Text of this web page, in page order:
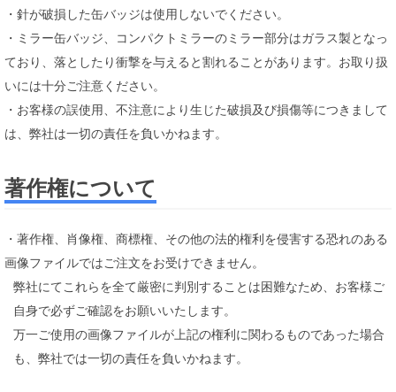
・針が破損した缶バッジは使用しないでください。
・ミラー缶バッジ、コンパクトミラーのミラー部分はガラス製となっ
ており、落としたり衝撃を与えると割れることがあります。お取り扱
いには十分ご注意ください。
・お客様の誤使用、不注意により生じた破損及び損傷等につきまして
は、弊社は一切の責任を負いかねます。
著作権について
・著作権、肖像権、商標権、その他の法的権利を侵害する恐れのある
画像ファイルではご注文をお受けできません。
弊社にてこれらを全て厳密に判別することは困難なため、お客様ご
自身で必ずご確認をお願いいたします。
万一ご使用の画像ファイルが上記の権利に関わるものであった場合
も、弊社では一切の責任を負いかねます。